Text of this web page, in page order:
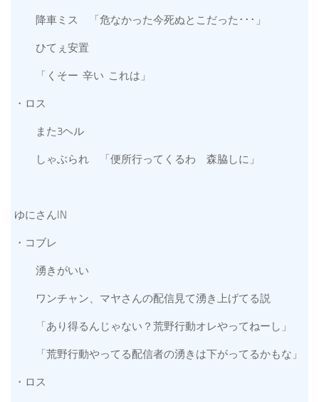
降車ミス 「危なかった今死ぬとこだった･･･」
ひてぇ安置
「くそー 辛い これは」
・ロス
また3ヘル
しゃぶられ 「便所行ってくるわ 森脇しに」
ゆにさんIN
・コブレ
湧きがいい
ワンチャン、マヤさんの配信見て湧き上げてる説
「あり得るんじゃない？荒野行動オレやってねーし」
「荒野行動やってる配信者の湧きは下がってるかもな」
・ロス